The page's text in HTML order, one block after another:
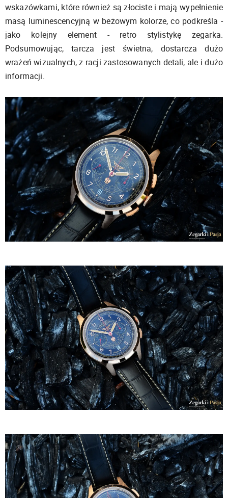
wskazówkami, które również są złociste i mają wypełnienie
masą luminescencyjną w beżowym kolorze, co podkreśla -
jako kolejny element - retro stylistykę zegarka.
Podsumowując, tarcza jest świetna, dostarcza dużo
wrażeń wizualnych, z racji zastosowanych detali, ale i dużo
informacji.